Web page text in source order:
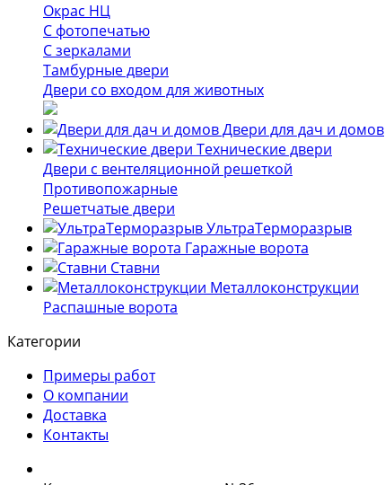
Окрас НЦ
С фотопечатью
С зеркалами
Тамбурные двери
Двери со входом для животных
Двери для дач и домов
Технические двери
Двери с вентеляционной решеткой
Противопожарные
Решетчатые двери
УльтраТерморазрыв
Гаражные ворота
Ставни
Металлоконструкции
Распашные ворота
Категории
Примеры работ
О компании
Доставка
Контакты